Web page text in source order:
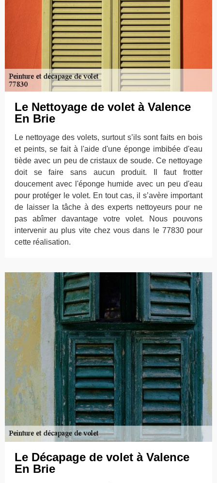
Le Nettoyage de volet à Valence
En Brie
Le nettoyage des volets, surtout s’ils sont faits en bois
et peints, se fait à l'aide d'une éponge imbibée d'eau
tiède avec un peu de cristaux de soude. Ce nettoyage
doit se faire sans aucun produit. Il faut frotter
doucement avec l'éponge humide avec un peu d'eau
pour protéger le volet. En tout cas, il s’avère important
de laisser la tâche à des experts nettoyeurs pour ne
pas abîmer davantage votre volet. Nous pouvons
intervenir au plus vite chez vous dans le 77830 pour
cette réalisation.
Le Décapage de volet à Valence
En Brie